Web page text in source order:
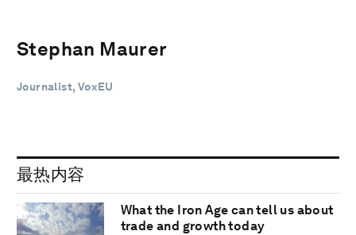
Stephan Maurer
Journalist, VoxEU
最热内容
What the Iron Age can tell us about
trade and growth today